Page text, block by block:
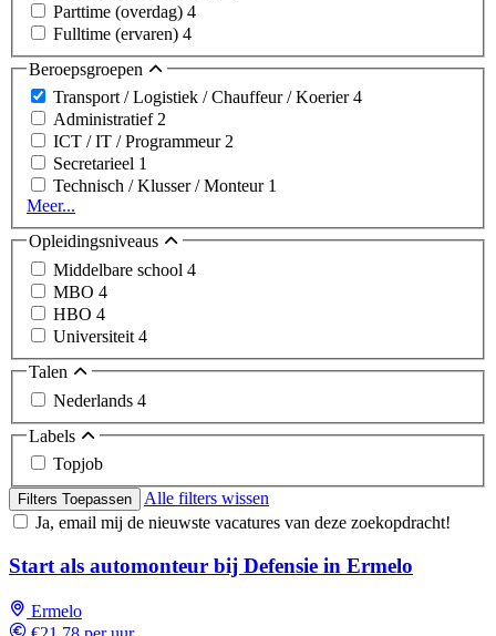
Parttime (overdag) 4
Fulltime (ervaren) 4
Beroepsgroepen
Transport / Logistiek / Chauffeur / Koerier4
Administratief 2
ICT / IT / Programmeur 2
Secretarieel 1
Technisch / Klusser / Monteur 1
Meer...
Opleidingsniveaus
Middelbare school 4
MBO 4
HBO 4
Universiteit 4
Talen
Nederlands 4
Labels
Topjob
Filters Toepassen
Alle filters wissen
Ja, email mij de nieuwste vacatures van deze zoekopdracht!
Start als automonteur bij Defensie in Ermelo
Ermelo